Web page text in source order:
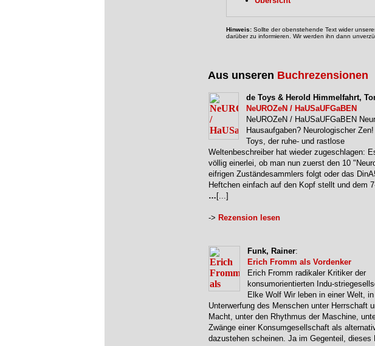
Hinweis: Sollte der obenstehende Text wider
darüber zu informieren. Wir werden ihn dann
Aus unseren Buchrezensionen
de Toys & Herold Himmelfahrt,
NeUROZeN / HaUSaUFGaBEN
NeUROZeN / HaUSaUFGaBEN
Hausaufgaben? Neurologischer
Toys, der ruhe- und rastlose
Weltenbeschreiber hat wieder zugeschlagen:
völlig einerlei, ob man nun zuerst den 10
eifrigen Zuständesammlers folgt oder das
Heftchen einfach auf den Kopf stellt und dem
… [...]
-> Rezension lesen
Funk, Rainer:
Erich Fromm als Vordenker
Erich Fromm radikaler Kritiker der
konsumorientierten Indu-
Elke Wolf Wir leben in einer Welt,
Unterwerfung des Menschen unter Herrschaft
Macht, unter den Rhythmus der Maschine,
Zwänge einer Konsumgesellschaft als
dazustehen scheinen. Ja im Gegenteil, dieses